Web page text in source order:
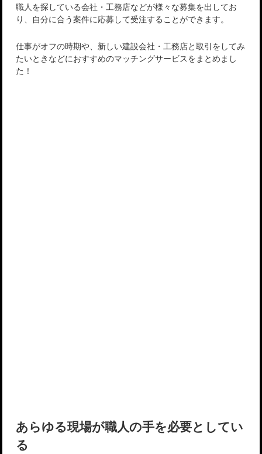
職人を探している会社・工務店などが様々な募集を出してお
り、自分に合う案件に応募して受注することができます。
仕事がオフの時期や、新しい建設会社・工務店と取引をしてみ
たいときなどにおすすめのマッチングサービスをまとめまし
た！
あらゆる現場が職人の手を必要としてい
る